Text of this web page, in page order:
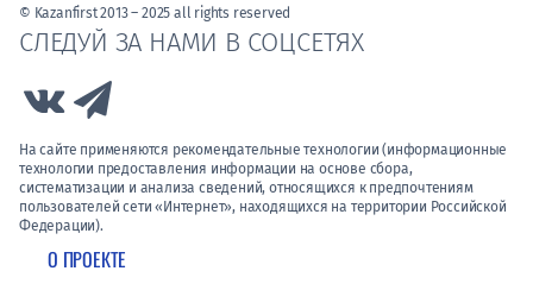
О ПРОЕКТЕ
СЛЕДУЙ ЗА НАМИ В СОЦСЕТЯХ
Link to Vk
На сайте применяются рекомендательные технологии (информационные
технологии предоставления информации на основе сбора,
систематизации и анализа сведений, относящихся к предпочтениям
пользователей сети «Интернет», находящихся на территории Российской
Федерации).
© Kazanfirst 2013 – 2025 all rights reserved